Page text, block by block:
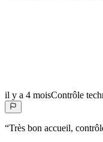
il y a 4 moisContrôle
“Très bon accueil,